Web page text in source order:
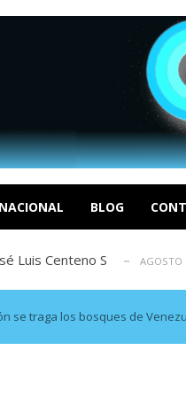
BLOG
R AGOSTO 8, 2026
Realpolitik y el
García AGOSTO 7, 2026
en un evento fútil. Soc.
Luis Centeno S AGOSTO
R AGOSTO 8, 2026
Realpolitik y el
García AGOSTO 7, 2026
se traga los bosques de